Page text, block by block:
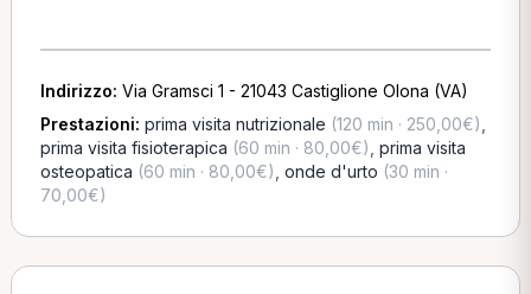
Indirizzo: Via Gramsci 1 - 21043 Castiglione Olona (VA)
Prestazioni: prima visita nutrizionale (120 min · 250,00€)
prima visita fisioterapica (60 min · 80,00€) prima visita
osteopatica (60 min · 80,00€) onde d'urto (30 min ·
70,00€)